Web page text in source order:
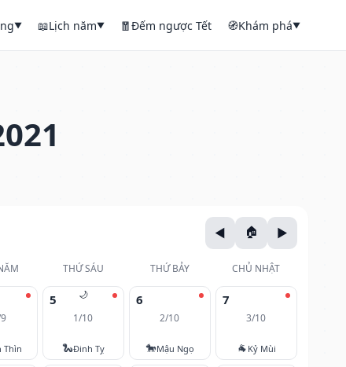
▼ 📖Lịch năm▼ 🧧Đếm ngược Tết 🧭Khám phá▼
THỨ SÁU THỨ BẢY CHỦ NHẬT
Thìn
🌙
5
1/10
🐍Đinh Tỵ
6
2/10
🐎Mậu Ngọ
7
3/10
🐐 Kỷ Mùi